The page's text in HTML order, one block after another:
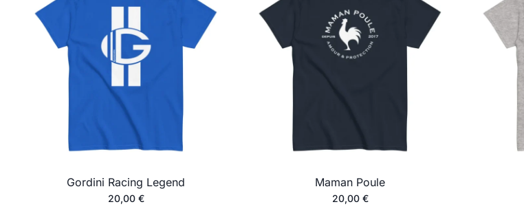
Gordini Racing Legend
20,00 €
Maman Poule
20,00 €